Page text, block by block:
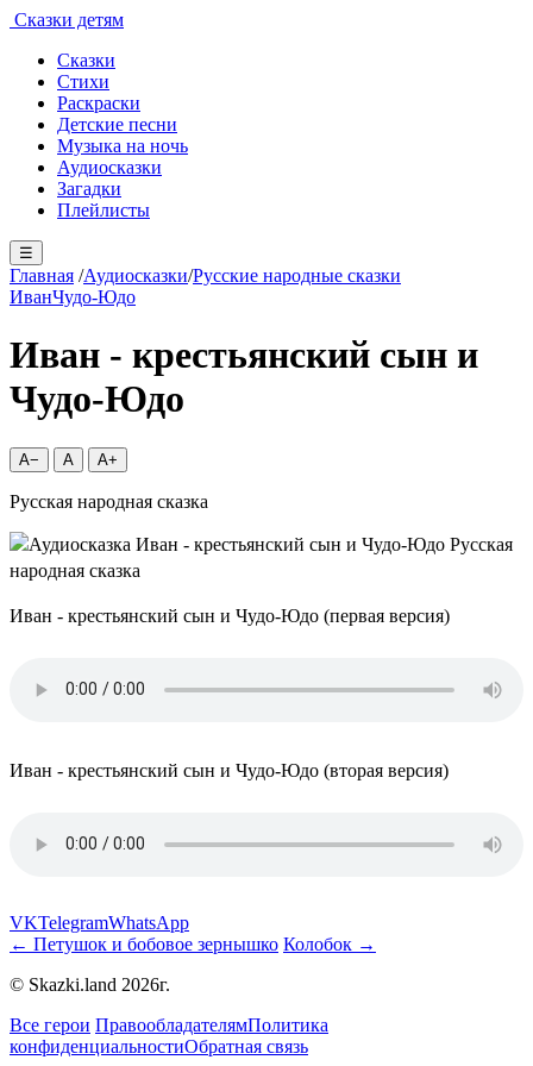
Сказки детям
Сказки
Стихи
Раскраски
Детские песни
Музыка на ночь
Аудиосказки
Загадки
Плейлисты
☰
Главная /Аудиосказки/Русские народные сказки
ИванЧудо-Юдо
Иван - крестьянский сын и
Чудо-Юдо
A− A A+
Русская народная сказка
Иван - крестьянский сын и Чудо-Юдо (первая версия)
Иван - крестьянский сын и Чудо-Юдо (вторая версия)
VKTelegramWhatsApp
← Петушок и бобовое зернышко Колобок →
© Skazki.land 2026г.
Все герои ПравообладателямПолитика
конфиденциальностиОбратная связь